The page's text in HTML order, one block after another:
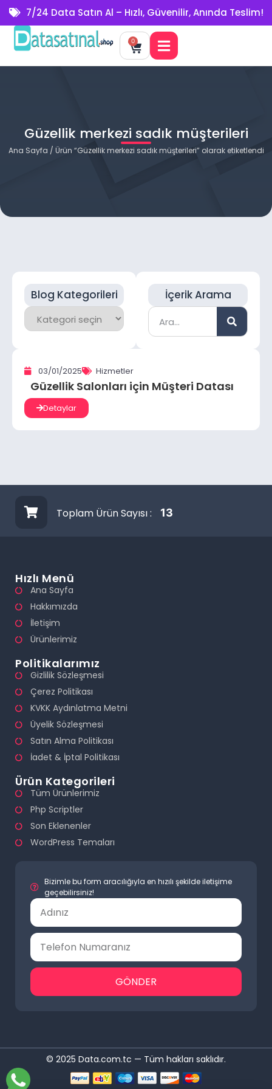
7/24 Data Satın Al – Hızlı, Güvenilir, Anında Teslim!
0
Güzellik merkezi sadık müşterileri
Ana Sayfa / Ürün “Güzellik merkezi sadık müşterileri” olarak etiketlendi
Blog Kategorileri İçerik Arama
03/01/2025 Hizmetler
Güzellik Salonları için Müşteri Datası
Detaylar
Toplam Ürün Sayısı : 13
Hızlı Menü
Ana Sayfa
Hakkımızda
İletişim
Ürünlerimiz
Politikalarımız
Gizlilik Sözleşmesi
Çerez Politikası
KVKK Aydınlatma Metni
Üyelik Sözleşmesi
Satın Alma Politikası
İadet & İptal Politikası
Ürün Kategorileri
Tüm Ürünlerimiz
Php Scriptler
Son Eklenenler
WordPress Temaları
Bizimle bu form aracılığıyla en hızılı şekilde iletişime
geçebilirsiniz!
GÖNDER
© 2025 Data.com.tc — Tüm hakları saklıdır.